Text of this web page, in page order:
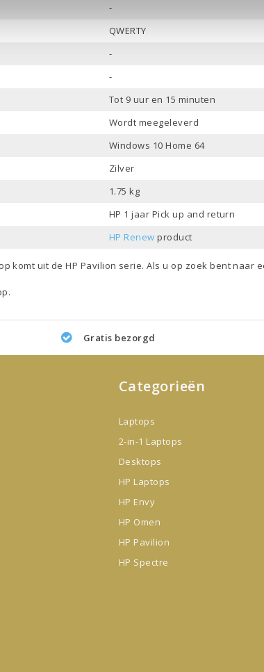
-
QWERTY
-
-
Tot 9 uur en 15 minuten
Wordt meegeleverd
Windows 10 Home 64
Zilver
1.75 kg
HP 1 jaar Pick up and return
HP Renew product
komt uit deHP Pavilion serie. Als u op zoek bent naar
.
Gratis bezorgd
Categorieën
Laptops
2-in-1 Laptops
Desktops
HP Laptops
HP Envy
HP Omen
HP Pavilion
HP Spectre